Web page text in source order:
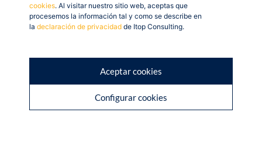
cookies. Al visitar nuestro sitio web, aceptas que
procesemos la información tal y como se describe en
la declaración de privacidad de Itop Consulting.
Aceptar cookies
Configurar cookies
negocio y empezar a obtener mejores resultados,
ahorrar costes y automatizar multitud de procesos.
futuro tecnológico y digital que se avecina.